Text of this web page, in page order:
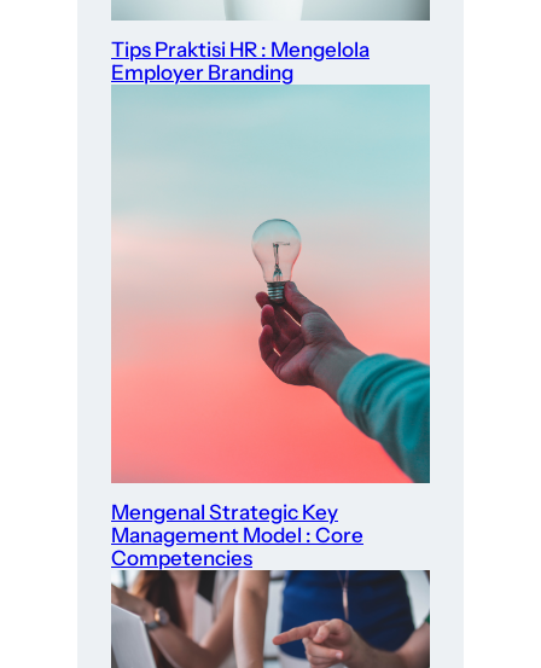
Tips Praktisi HR : Mengelola
Employer Branding
Mengenal Strategic Key
Management Model : Core
Competencies